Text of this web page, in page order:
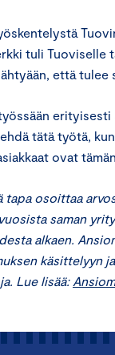
tuli Tuoviselle
että tulee
tätä työtä,
ovat
tapa osoittaa
saman
alkaen.
käsittelyyn
Lue lisää: